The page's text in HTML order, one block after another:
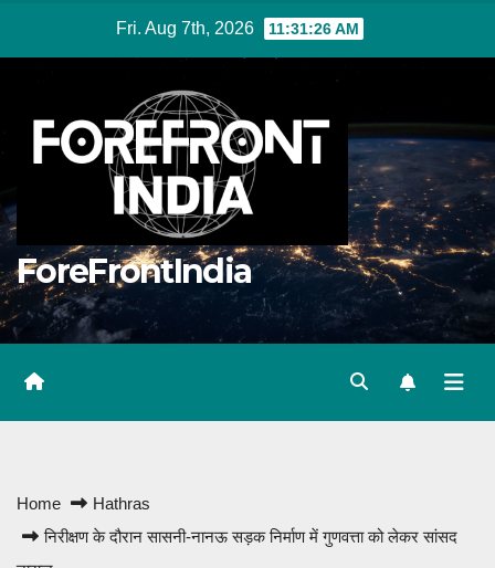
Fri. Aug 7th, 2026 11:31:26 AM
ForeFrontIndia
Home
Hathras
निरीक्षण के दौरान सासनी-नानऊ सड़क निर्माण में गुणवत्ता को लेकर सांसद